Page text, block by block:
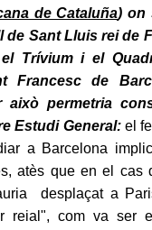
de Cataluña) on
de Sant Lluis rei de
Trívium i el
Francesc de
això permetria
Estudi General:el
a Barcelona
atès que en el cas
desplaçat a
reial", com va ser